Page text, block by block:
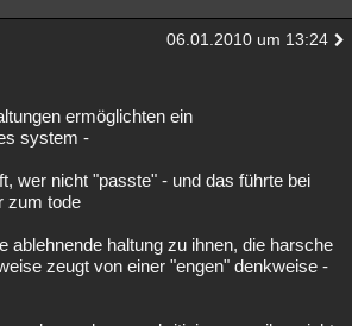
06.01.2010 um 13:24
ermöglichten ein
system -
wer nicht "passte" - und das führte bei
zum tode
ablehnende haltung zu ihnen, die harsche
zeugt von einer "engen" denkweise -